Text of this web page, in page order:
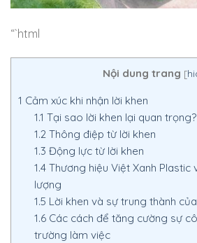
“`html
Nội dung trang [
1 Cảm xúc khi nhận lời khen
1.1 Tại sao lời khen lại quan trọng?
1.2Thông điệp từ lời khen
1.3 Động lực từ lời khen
1.4Thương hiệu Việt Xanh Plastic
lượng
1.5 Lời khen và sự trung thành
1.6Các cách để tăng cường sự
trường làm việc